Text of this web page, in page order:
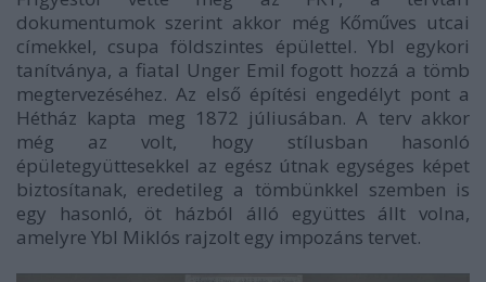
dokumentumok szerint akkor még Kőműves utcai
címekkel, csupa földszintes épülettel. Ybl egykori
tanítványa, a fiatal Unger Emil fogott hozzá a tömb
megtervezéséhez. Az első építési engedélyt pont a
Hétház kapta meg 1872 júliusában. A terv akkor
még az volt, hogy stílusban hasonló
épületegyüttesekkel az egész útnak egységes képet
biztosítanak, eredetileg a tömbünkkel szemben is
egy hasonló, öt házból álló együttes állt volna,
amelyre Ybl Miklós rajzolt egy impozáns tervet.